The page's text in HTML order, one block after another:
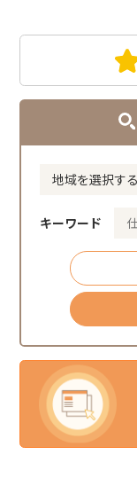
キーワード